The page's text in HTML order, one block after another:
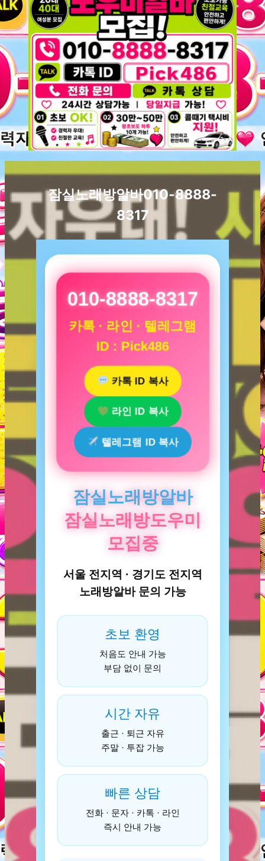
잠실노래방알바010-8888-
8317
010-8888-8317
카톡 · 라인 · 텔레그램
ID : Pick486
카톡 ID 복사
라인 ID 복사
텔레그램 ID 복사
잠실노래방알바
잠실노래방도우미
모집중
서울 전지역 · 경기도 전지역
노래방알바 문의 가능
초보 환영
처음도 안내 가능
부담 없이 문의
시간 자유
출근 · 퇴근 자유
주말 · 투잡 가능
빠른 상담
전화 · 문자 · 카톡 · 라인
즉시 안내 가능